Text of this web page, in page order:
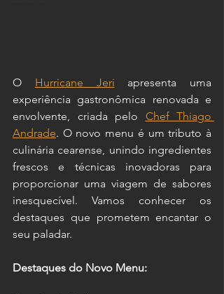
O Hurricane Jeri apresenta uma
experiência gastronômica renovada e
envolvente, criada pelo Chef Thiago
Andrade. O novo menu é um tributo à
culinária cearense, unindo ingredientes
frescos e técnicas inovadoras para
proporcionar uma viagem de sabores
inesquecível. Vamos conhecer os
destaques que prometem encantar o
seu paladar.
Destaques do Novo Menu: